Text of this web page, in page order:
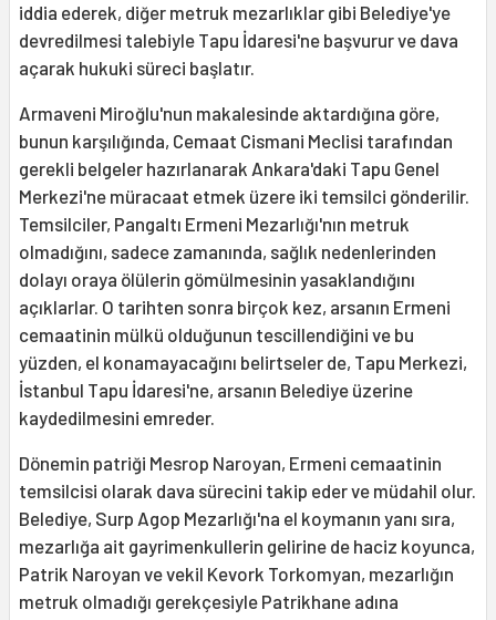
iddia ederek, diğer metruk mezarlıklar gibi Belediye'ye
devredilmesi talebiyle Tapu İdaresi'ne başvurur ve dava
açarak hukuki süreci başlatır.
Armaveni Miroğlu'nun makalesinde aktardığına göre,
bunun karşılığında, Cemaat Cismani Meclisi tarafından
gerekli belgeler hazırlanarak Ankara'daki Tapu Genel
Merkezi'ne müracaat etmek üzere iki temsilci gönderilir.
Temsilciler, Pangaltı Ermeni Mezarlığı'nın metruk
olmadığını, sadece zamanında, sağlık nedenlerinden
dolayı oraya ölülerin gömülmesinin yasaklandığını
açıklarlar. O tarihten sonra birçok kez, arsanın Ermeni
cemaatinin mülkü olduğunun tescillendiğini ve bu
yüzden, el konamayacağını belirtseler de, Tapu Merkezi,
İstanbul Tapu İdaresi'ne, arsanın Belediye üzerine
kaydedilmesini emreder.
Dönemin patriği Mesrop Naroyan, Ermeni cemaatinin
temsilcisi olarak dava sürecini takip eder ve müdahil olur.
Belediye, Surp Agop Mezarlığı'na el koymanın yanı sıra,
mezarlığa ait gayrimenkullerin gelirine de haciz koyunca,
Patrik Naroyan ve vekil Kevork Torkomyan, mezarlığın
metruk olmadığı gerekçesiyle Patrikhane adına